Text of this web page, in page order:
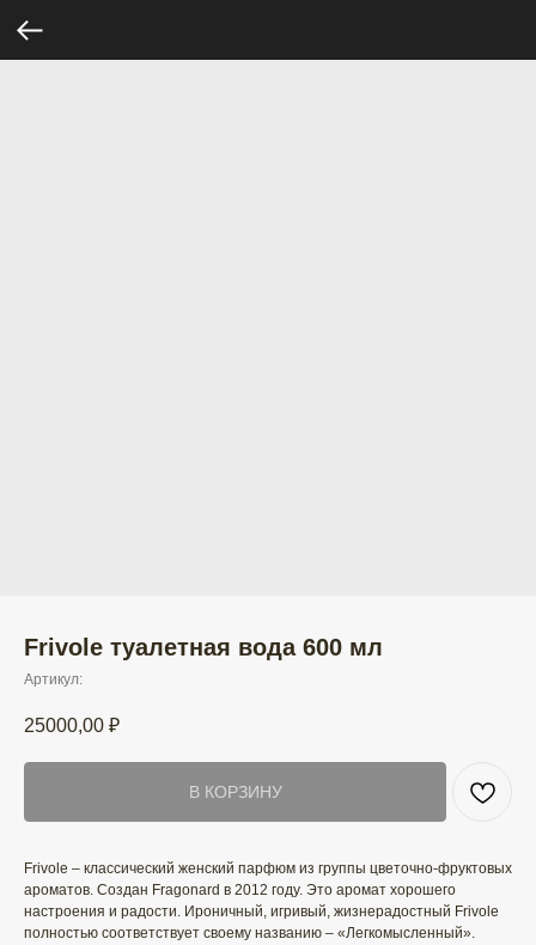
Frivole туалетная вода 600 мл
Артикул:
25000,00 ₽
В КОРЗИНУ
Frivole – классический женский парфюм из группы цветочно-фруктовых
ароматов. Создан Fragonard в 2012 году. Это аромат хорошего
настроения и радости. Ироничный, игривый, жизнерадостный Frivole
полностью соответствует своему названию – «Легкомысленный».